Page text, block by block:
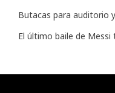
Butacas para auditorio
El último baile de